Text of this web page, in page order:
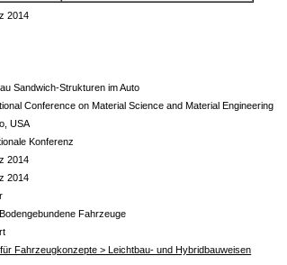
2014
Sandwich-Strukturen im Auto
Conference on Material Science and Material Engineering
USA
Konferenz
2014
2014
Fahrzeuge
Fahrzeugkonzepte > Leichtbau- und Hybridbauweisen